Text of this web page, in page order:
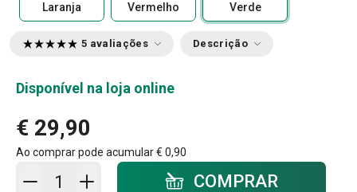
Laranja Vermelho Verde
5 avaliações Descrição
Disponível na loja online
€ 29,90
Ao comprar pode acumular€ 0,90
Adicionar ao carrinho - quantidadeCOMPRAR